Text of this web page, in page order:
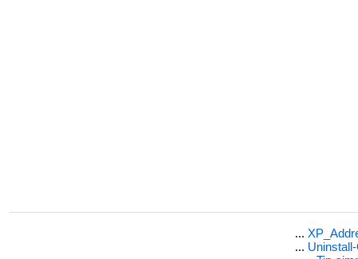
...
...